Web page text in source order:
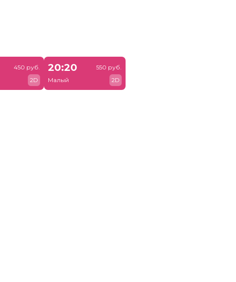
450 руб.
2D
20:20
Малый
550 руб.
2D